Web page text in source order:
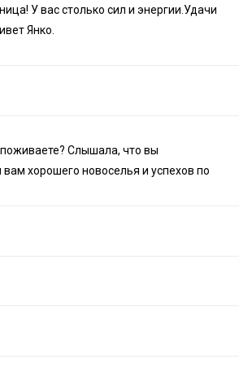
У вас столько сил и энергии.Удачи
Янко.
Слышала, что вы
хорошего новоселья и успехов по